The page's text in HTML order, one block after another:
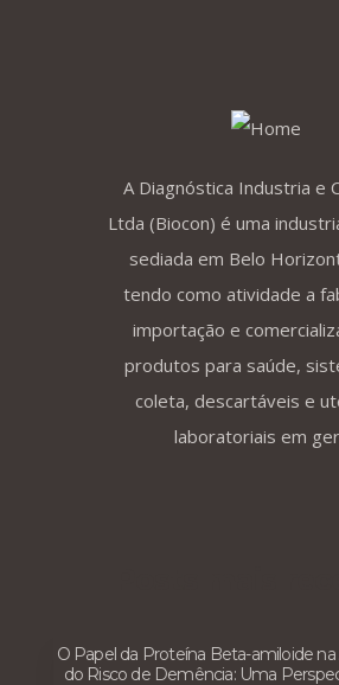
A Diagnóstica Industria e
Ltda (Biocon) é uma
sediada em Belo
tendo como atividade a
importação e
produtos para saúde,
coleta, descartáveis e
laboratoriais em
O Papel da Proteína Beta-amiloide
do Risco de Demência: Uma